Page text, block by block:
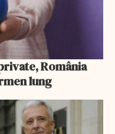
lung